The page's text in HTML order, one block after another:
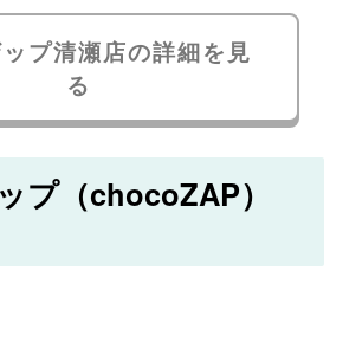
プ清瀬店の詳細を見
る
プ（chocoZAP）